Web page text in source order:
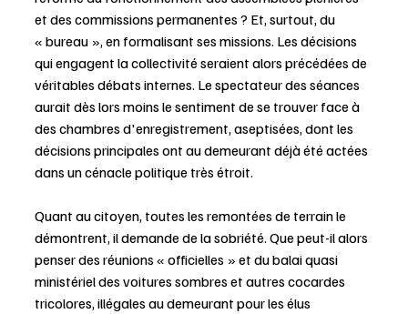
et des commissions permanentes ? Et, surtout, du
« bureau », en formalisant ses missions. Les décisions
qui engagent la collectivité seraient alors précédées de
véritables débats internes. Le spectateur des séances
aurait dès lors moins le sentiment de se trouver face à
des chambres d'enregistrement, aseptisées, dont les
décisions principales ont au demeurant déjà été actées
dans un cénacle politique très étroit.
Quant au citoyen, toutes les remontées de terrain le
démontrent, il demande de la sobriété. Que peut-il alors
penser des réunions « officielles » et du balai quasi
ministériel des voitures sombres et autres cocardes
tricolores, illégales au demeurant pour les élus